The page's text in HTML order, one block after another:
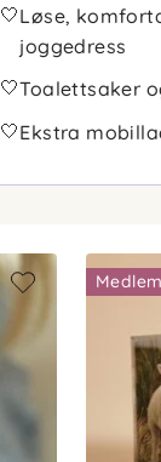
🤍Løse,
joggedress
🤍Toalettsaker
🤍Ekstra